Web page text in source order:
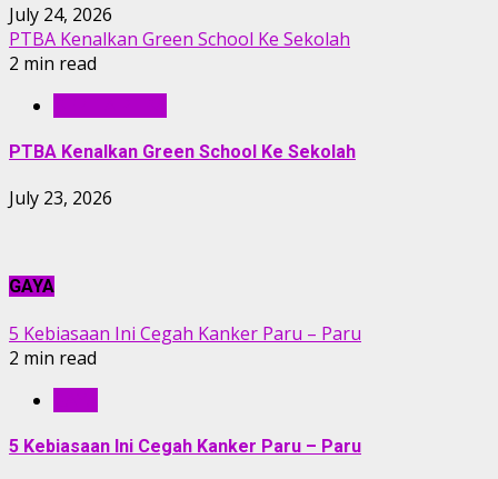
July 24, 2026
PTBA Kenalkan Green School Ke Sekolah
2 min read
PTBA Kenalkan Green School Ke Sekolah
July 23, 2026
GAYA
5 Kebiasaan Ini Cegah Kanker Paru – Paru
2 min read
5 Kebiasaan Ini Cegah Kanker Paru – Paru